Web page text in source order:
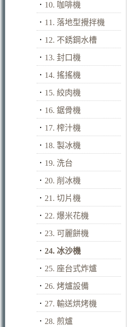
． 10. 咖啡機
． 11. 落地型攪拌機
． 12. 不銹鋼水槽
． 13. 封口機
． 14. 搖搖機
． 15. 絞肉機
． 16. 鋸骨機
． 17. 榨汁機
． 18. 製冰機
． 19. 洗台
． 20. 削冰機
． 21. 切片機
． 22. 爆米花機
． 23. 可麗餅機
． 24. 冰沙機
． 25. 座台式炸爐
． 26. 烤爐設備
． 27. 輸送烘烤機
． 28. 煎爐